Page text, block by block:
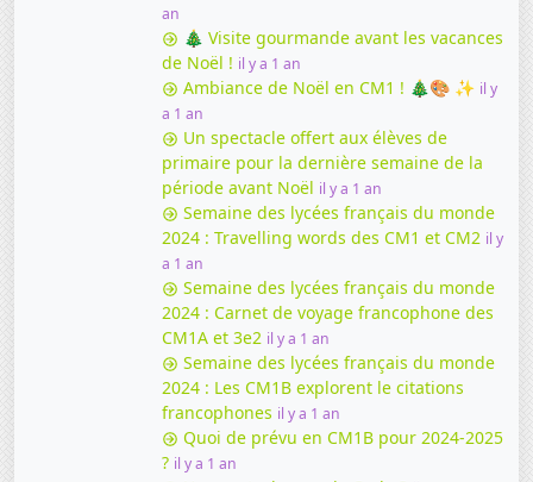
an
🎄 Visite gourmande avant les vacances
de Noël ! il y a 1 an
Ambiance de Noël en CM1 ! 🎄🎨 ✨ il y
a 1 an
Un spectacle offert aux élèves de
primaire pour la dernière semaine de la
période avant Noël il y a 1 an
Semaine des lycées français du monde
2024 : Travelling words des CM1 et CM2 il y
a 1 an
Semaine des lycées français du monde
2024 : Carnet de voyage francophone des
CM1A et 3e2 il y a 1 an
Semaine des lycées français du monde
2024 : Les CM1B explorent le citations
francophones il y a 1 an
Quoi de prévu en CM1B pour 2024-2025
? il y a 1 an